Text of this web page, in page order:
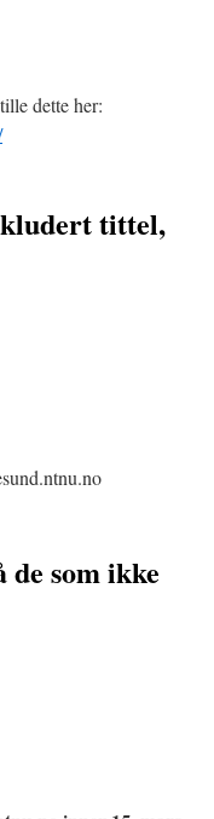
dette her:
tittel,
de som ikke